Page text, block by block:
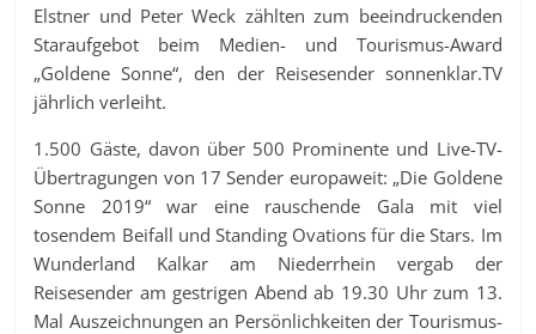
Elstner und Peter Weck zählten zum beeindruckenden
Staraufgebot beim Medien- und Tourismus-Award
„Goldene Sonne“, den der Reisesender sonnenklar.TV
jährlich verleiht.
1.500 Gäste, davon über 500 Prominente und Live-TV-
Übertragungen von 17 Sender europaweit: „Die Goldene
Sonne 2019“ war eine rauschende Gala mit viel
tosendem Beifall und Standing Ovations für die Stars. Im
Wunderland Kalkar am Niederrhein vergab der
Reisesender am gestrigen Abend ab 19.30 Uhr zum 13.
Mal Auszeichnungen an Persönlichkeiten der Tourismus-